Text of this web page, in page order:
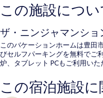
この施設につい
ザ・ニンジャマンショ
このバケーションホームは豊田
びセルフパーキングを無料でご
炉、タブレット PCもご利用いた
この宿泊施設